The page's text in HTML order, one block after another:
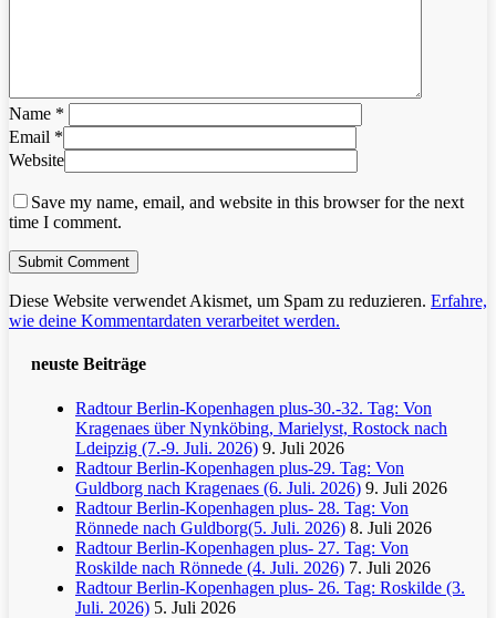
Name *
Email *
Website
Save my name, email, and website in this browser for the next
time I comment.
Diese Website verwendet Akismet, um Spam zu reduzieren. Erfahre,
wie deine Kommentardaten verarbeitet werden.
neuste Beiträge
Radtour Berlin-Kopenhagen plus-30.-32. Tag: Von
Kragenaes über Nynköbing, Marielyst, Rostock nach
Ldeipzig (7.-9. Juli. 2026) 9. Juli 2026
Radtour Berlin-Kopenhagen plus-29. Tag: Von
Guldborg nach Kragenaes (6. Juli. 2026) 9. Juli 2026
Radtour Berlin-Kopenhagen plus- 28. Tag: Von
Rönnede nach Guldborg(5. Juli. 2026) 8. Juli 2026
Radtour Berlin-Kopenhagen plus- 27. Tag: Von
Roskilde nach Rönnede (4. Juli. 2026) 7. Juli 2026
Radtour Berlin-Kopenhagen plus- 26. Tag: Roskilde (3.
Juli. 2026) 5. Juli 2026